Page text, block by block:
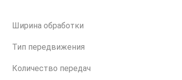
Ширина обработки
Тип передвижения
Количество передач